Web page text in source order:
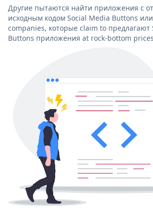
Другие пытаются найти приложения с
исходным кодом Social Media Buttons
companies, которые claim to предлагают
Buttons приложения at rock-bottom